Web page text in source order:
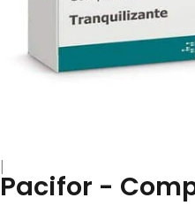
Pacifor -